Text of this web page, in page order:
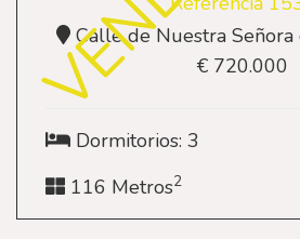
Calle de Nuestra
€ 720.000
Dormitorios: 3
116 Metros2